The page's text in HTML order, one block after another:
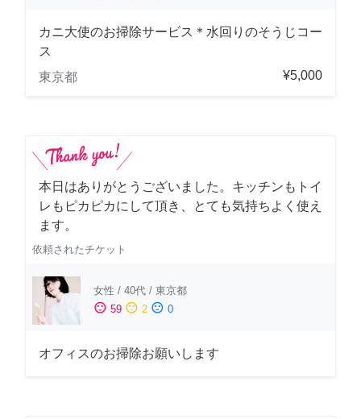
カニ大使のお掃除サービス＊水回りのそうじコー
ス
東京都
¥5,000
本日はありがとうございました。キッチンもトイ
レもピカピカにして頂き、とても気持ちよく使え
ます。
依頼されたチケット
女性 / 40代 / 東京都
sentiment_satisfied 59 sentiment_neutral 2 sentiment_dissatisfied 0
オフィスのお掃除お願いします